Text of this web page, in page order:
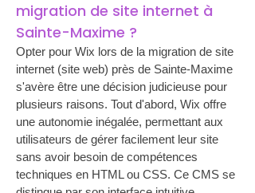
migration de site internet à
Sainte-Maxime ?
Opter pour Wix lors de la migration de site
internet (site web) près de Sainte-Maxime
s'avère être une décision judicieuse pour
plusieurs raisons. Tout d'abord, Wix offre
une autonomie inégalée, permettant aux
utilisateurs de gérer facilement leur site
sans avoir besoin de compétences
techniques en HTML ou CSS. Ce CMS se